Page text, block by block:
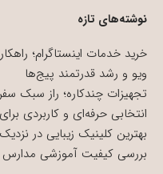
نوشته‌های تازه
خرید خدمات اینستاگرام؛
ویو و رشد قدرتمند پیج‌ها
تجهیزات چندکاره؛ راز سبک
انتخابی حرفه‌ای و کاربردی
بهترین کلینیک زیبایی در
بررسی کیفیت آموزشی